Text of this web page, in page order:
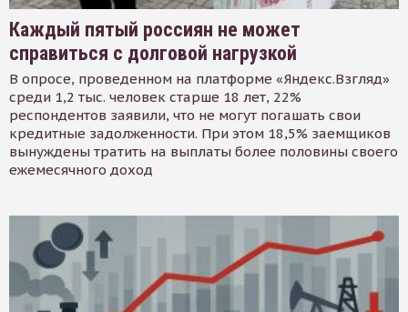
Каждый пятый россиян не может
справиться с долговой нагрузкой
В опросе, проведенном на платформе «Яндекс.Взгляд»
среди 1,2 тыс. человек старше 18 лет, 22%
респондентов заявили, что не могут погашать свои
кредитные задолженности. При этом 18,5% заемщиков
вынуждены тратить на выплаты более половины своего
ежемесячного доход